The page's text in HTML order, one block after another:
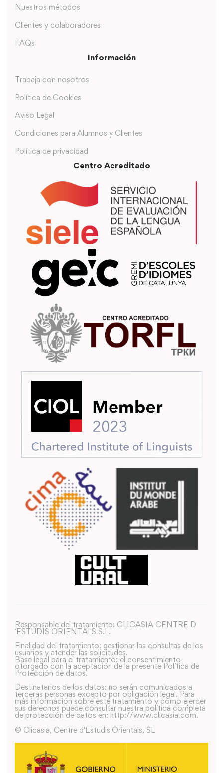
Nuestros métodos
Clientes y colaboradores
FAQs
Información
Trabaja con nosotros
Política de Cookies
Aviso Legal
Condiciones para Alumnos y Clientes
Política de privacidad
Centro Acreditado
Responsable del tratamiento: CLICASIA CENTRE D
´ESTUDIS ORIENTALS S.L.
Finalidad del tratamiento: gestionar las consultas de los
usuarios y atender las solicitudes.
Base legal para el tratamiento: el consentimiento
otorgado con la aceptación de la presente Política de
Protección de datos.
Destinatarios de los datos: no serán comunicados a
terceras personas excepto por obligación legal. Para
más información sobre este tratamiento y como ejercer
sus derechos puede consultar nuestra política completa
de protección de datos en: http://www.clicasia.com.
© Clicasia, Centre d'Estudis Orientals, SL